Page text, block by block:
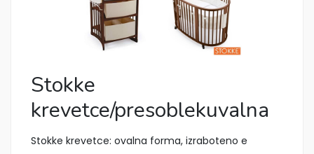
Stokke
krevetce/presoblekuvalna
Stokke krevetce: ovalna forma, izraboteno e